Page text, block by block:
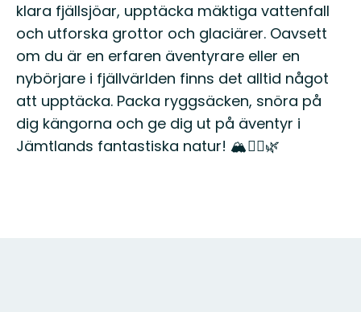
klara fjällsjöar, upptäcka mäktiga vattenfall
och utforska grottor och glaciärer. Oavsett
om du är en erfaren äventyrare eller en
nybörjare i fjällvärlden finns det alltid något
att upptäcka. Packa ryggsäcken, snöra på
dig kängorna och ge dig ut på äventyr i
Jämtlands fantastiska natur! 🏔️🚶‍♂️🌿